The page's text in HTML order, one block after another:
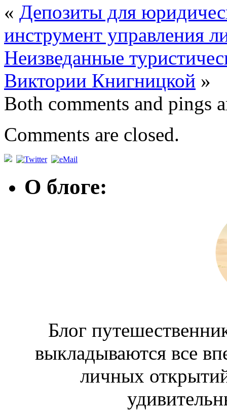
« Депозиты для
инструмент управления
Неизведанные
Виктории Книгницкой »
Both comments and pings
Comments are closed.
О блоге:
Блог
выкладываются все
личных